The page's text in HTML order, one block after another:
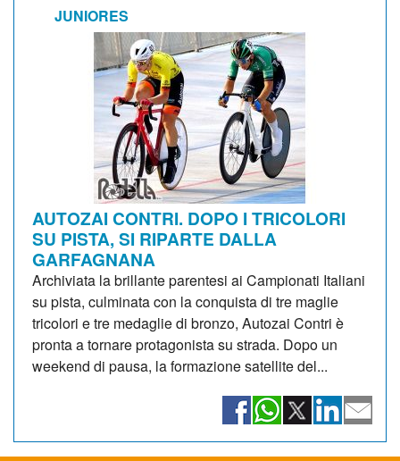
JUNIORES
AUTOZAI CONTRI. DOPO I TRICOLORI
SU PISTA, SI RIPARTE DALLA
GARFAGNANA
Archiviata la brillante parentesi ai Campionati Italiani
su pista, culminata con la conquista di tre maglie
tricolori e tre medaglie di bronzo, Autozai Contri è
pronta a tornare protagonista su strada. Dopo un
weekend di pausa, la formazione satellite del...